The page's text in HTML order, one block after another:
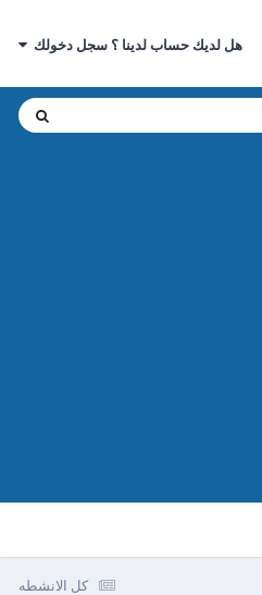
هل لديك حساب لدينا ؟ سجل دخولك
كل الانشطه